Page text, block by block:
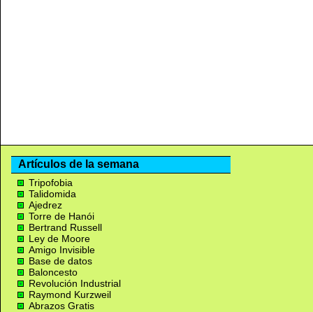
Artículos de la semana
Tripofobia
Talidomida
Ajedrez
Torre de Hanói
Bertrand Russell
Ley de Moore
Amigo Invisible
Base de datos
Baloncesto
Revolución Industrial
Raymond Kurzweil
Abrazos Gratis